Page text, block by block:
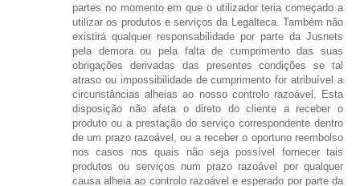
partes no momento em que o utilizador teria começado a
utilizar os produtos e serviços da Legalteca. Também não
existirá qualquer responsabilidade por parte da Jusnets
pela demora ou pela falta de cumprimento das suas
obrigações derivadas das presentes condições se tal
atraso ou impossibilidade de cumprimento for atribuível a
circunstâncias alheias ao nosso controlo razoável. Esta
disposição não afeta o direto do cliente a receber o
produto ou a prestação do serviço correspondente dentro
de um prazo razoável, ou a receber o oportuno reembolso
nos casos nos quais não seja possível fornecer tais
produtos ou serviços num prazo razoável por qualquer
causa alheia ao controlo razoável e esperado por parte da